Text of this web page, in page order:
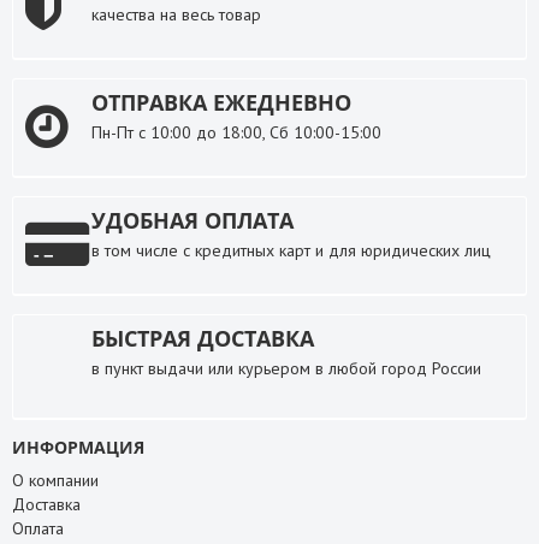
качества на весь товар
ОТПРАВКА ЕЖЕДНЕВНО
Пн-Пт с 10:00 до 18:00, Сб 10:00-15:00
УДОБНАЯ ОПЛАТА
в том числе с кредитных карт и для юридических лиц
БЫСТРАЯ ДОСТАВКА
в пункт выдачи или курьером в любой город России
ИНФОРМАЦИЯ
О компании
Доставка
Оплата